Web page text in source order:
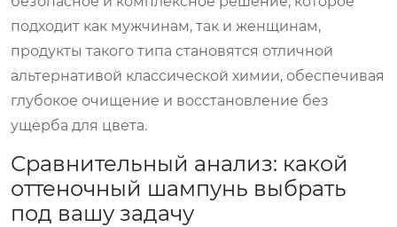
подходит как мужчинам, так и женщинам,
продукты такого типа становятся отличной
альтернативой классической химии, обеспечивая
глубокое очищение и восстановление без
ущерба для цвета.
Сравнительный анализ: какой
оттеночный шампунь выбрать
под вашу задачу